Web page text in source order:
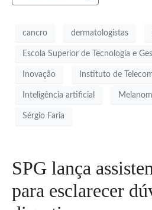
cancro dermatologistas
Escola Superior de Tecnologia e
Inovação Instituto de
Inteligência artificial
Sérgio Faria
SPG lança
para esclarecer